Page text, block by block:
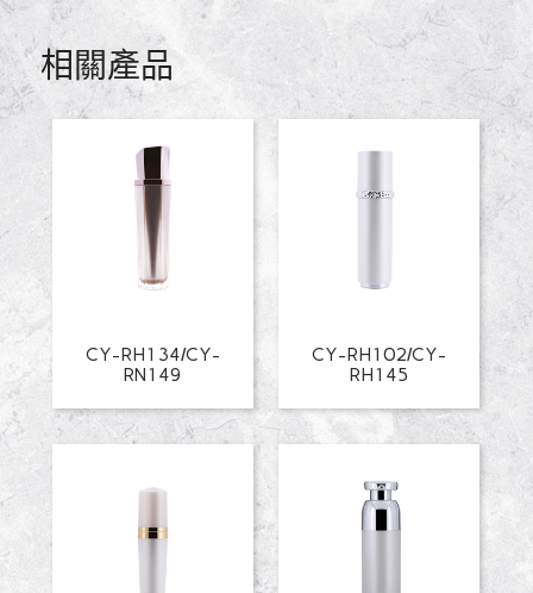
相關產品
CY-RH134/CY-
RN149
CY-RH102/CY-
RH145